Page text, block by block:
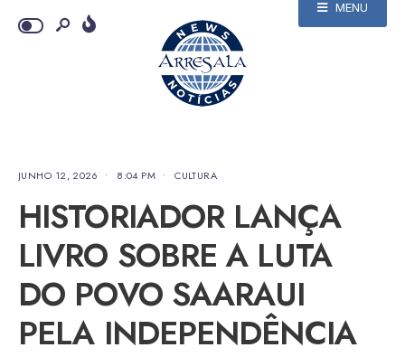
MENU
JUNHO 12, 2026 • 8:04 PM • CULTURA
HISTORIADOR LANÇA
LIVRO SOBRE A LUTA
DO POVO SAARAUI
PELA INDEPENDÊNCIA